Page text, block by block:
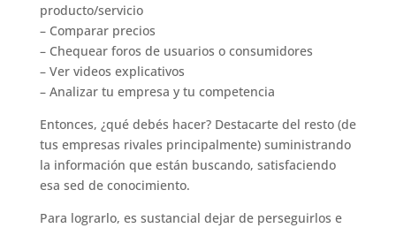
producto/servicio
– Comparar precios
– Chequear foros de usuarios o consumidores
– Ver videos explicativos
– Analizar tu empresa y tu competencia
Entonces, ¿qué debés hacer? Destacarte del resto (de
tus empresas rivales principalmente) suministrando
la información que están buscando, satisfaciendo
esa sed de conocimiento.
Para lograrlo, es sustancial dejar de perseguirlos e